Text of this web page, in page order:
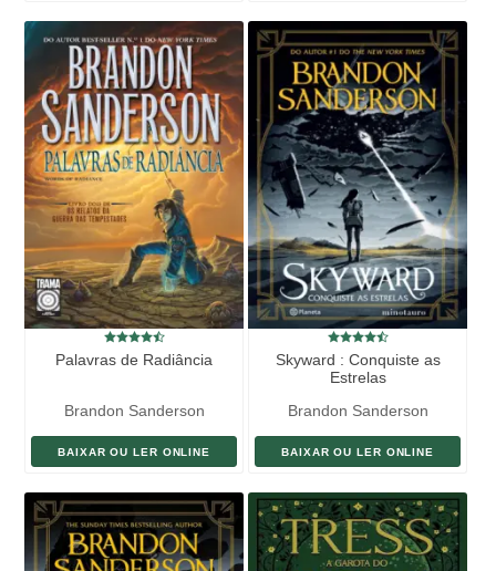
Palavras de Radiância
Brandon Sanderson
BAIXAR OU LER ONLINE
Skyward : Conquiste as
Estrelas
Brandon Sanderson
BAIXAR OU LER ONLINE